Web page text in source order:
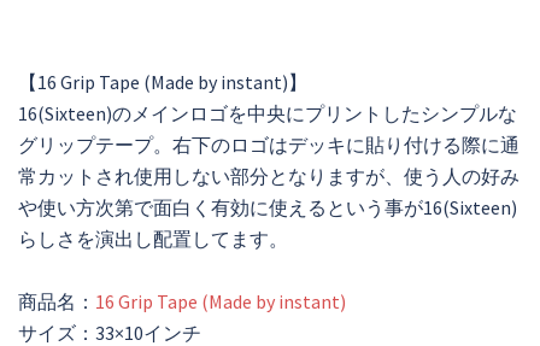
【16 Grip Tape (Made by instant)】
16(Sixteen)のメインロゴを中央にプリントしたシンプルな
グリップテープ。右下のロゴはデッキに貼り付ける際に通
常カットされ使用しない部分となりますが、使う人の好み
や使い方次第で面白く有効に使えるという事が16(Sixteen)
らしさを演出し配置してます。
商品名： 16 Grip Tape (Made by instant)
サイズ：33×10インチ